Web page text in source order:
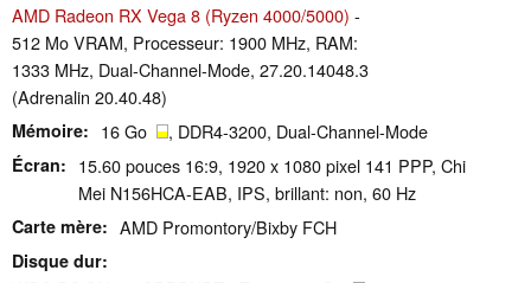
AMD Radeon RX Vega 8 (Ryzen 4000/5000) -
512 Mo VRAM, Processeur: 1900 MHz, RAM:
1333 MHz, Dual-Channel-Mode, 27.20.14048.3
(Adrenalin 20.40.48)
Mémoire 16 Go , DDR4-3200, Dual-Channel-Mode
Écran
15.60 pouces 16:9, 1920 x 1080 pixel 141 PPP, Chi
Mei N156HCA-EAB, IPS, brillant: non, 60 Hz
Carte mère AMD Promontory/Bixby FCH
Disque dur